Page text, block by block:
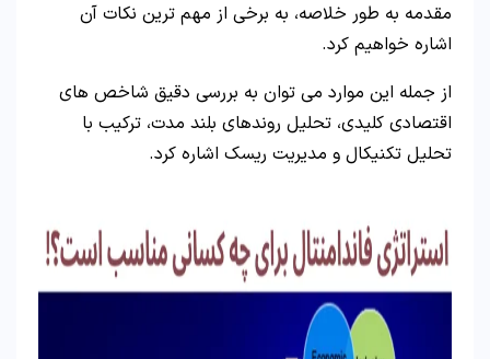
مقدمه به طور خلاصه، به برخی از مهم ‌ترین نکات آن
اشاره خواهیم کرد.
از جمله این موارد می‌ توان به بررسی دقیق شاخص‌ های
اقتصادی کلیدی، تحلیل روندهای بلند مدت، ترکیب با
تحلیل تکنیکال و مدیریت ریسک اشاره کرد.